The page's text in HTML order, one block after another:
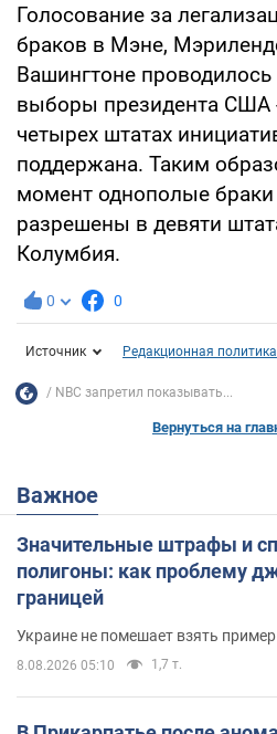
Голосование за
браков в Мэне,
Вашингтоне проводилось
выборы президента США
четырех штатах
поддержана. Таким
момент однополые
разрешены в девяти
Колумбия.
0 0
Источник Редакционная политика
NBC запретил показывать...
Вернуться на
Важное
Значительные штрафы и
полигоны: как проблему
границей
Украине не помешает взять
8.08.2026 05:10 1,7 т.